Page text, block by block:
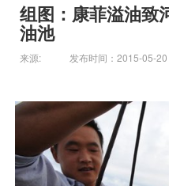
组图：康菲溢油致
油池
来源: 发布时间：2015-05-20